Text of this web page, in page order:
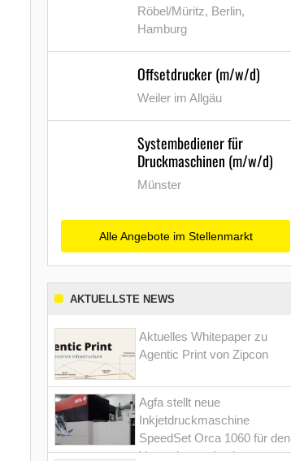
Röbel/Müritz, Berlin,
Hamburg
Offsetdrucker (m/w/d)
Weiler im Allgäu
Systembediener für
Druckmaschinen (m/w/d)
Münster
Alle Angebote im Stellenmarkt
AKTUELLSTE NEWS
Aktuelles Whitepaper zu
Agentic Print von Zipcon
Agfa stellt neue
Inkjetdruckmaschine
SpeedSet Orca 1060 für den
Verpackungsdruck vor